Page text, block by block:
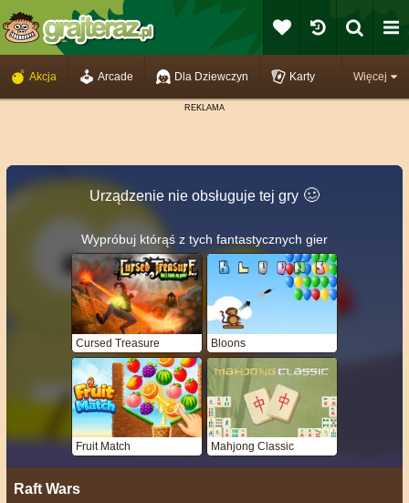
Więcej
Akcja Arcade Dla Dziewczyn Karty
Urządzenie nie obsługuje tej gry 🥴️
Wypróbuj którąś z tych fantastycznych gier
Cursed Treasure Bloons
Fruit Match Mahjong Classic
Raft Wars